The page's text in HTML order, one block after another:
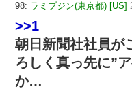
98: ラミブジン(東京都) [US]
>>1
朝日新聞社社員が
ろしく真っ先に”
か…